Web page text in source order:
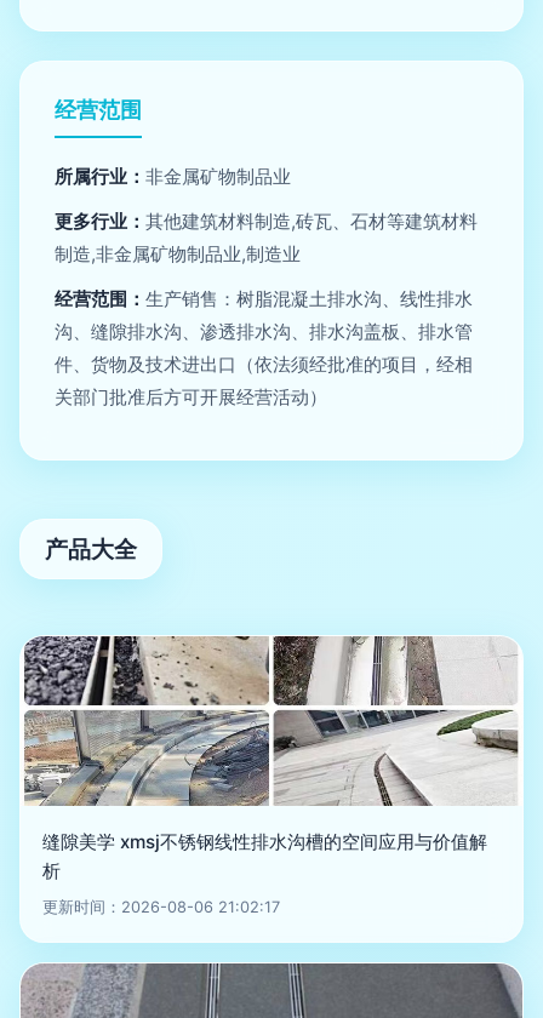
经营范围
所属行业： 非金属矿物制品业
更多行业： 其他建筑材料制造,砖瓦、石材等建筑材料
制造,非金属矿物制品业,制造业
经营范围： 生产销售：树脂混凝土排水沟、线性排水
沟、缝隙排水沟、渗透排水沟、排水沟盖板、排水管
件、货物及技术进出口（依法须经批准的项目，经相
关部门批准后方可开展经营活动）
产品大全
缝隙美学 xmsj不锈钢线性排水沟槽的空间应用与价值解
析
更新时间：2026-08-06 21:02:17